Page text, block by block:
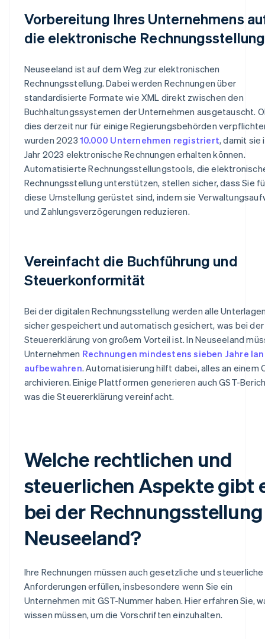
Vorbereitung Ihres Unternehmens
die elektronische Rechnungsstellung
Neuseeland ist auf dem Weg zur elektronischen
Rechnungsstellung. Dabei werden Rechnungen über
standardisierte Formate wie XML direkt zwischen den
Buchhaltungssystemen der Unternehmen ausgetauscht.
dies derzeit nur für einige Regierungsbehörden
wurden 2023 10.000 Unternehmen registriert, damit sie
Jahr 2023 elektronische Rechnungen erhalten können.
Automatisierte Rechnungsstellungstools, die
Rechnungsstellung unterstützen, stellen sicher, dass Sie
diese Umstellung gerüstet sind, indem sie
und Zahlungsverzögerungen reduzieren.
Vereinfacht die Buchführung und
Steuerkonformität
Bei der digitalen Rechnungsstellung werden alle
sicher gespeichert und automatisch gesichert, was bei der
Steuererklärung von großem Vorteil ist. In Neuseeland
Unternehmen Rechnungen mindestens sieben Jahre
aufbewahren. Automatisierung hilft dabei, alles an einem
archivieren. Einige Plattformen generieren auch GST-
was die Steuererklärung vereinfacht.
Welche rechtlichen und
steuerlichen Aspekte gibt
bei der
Neuseeland?
Ihre Rechnungen müssen auch gesetzliche und steuerliche
Anforderungen erfüllen, insbesondere wenn Sie ein
Unternehmen mit GST-Nummer haben. Hier erfahren Sie,
wissen müssen, um die Vorschriften einzuhalten.